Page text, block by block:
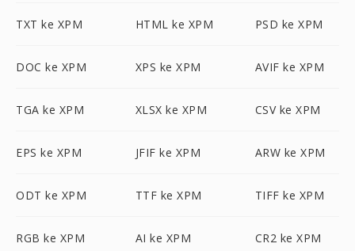
TXT ke XPM HTML ke XPM PSD ke XPM
DOC ke XPM XPS ke XPM AVIF ke XPM
TGA ke XPM XLSX ke XPM CSV ke XPM
EPS ke XPM JFIF ke XPM ARW ke XPM
ODT ke XPM TTF ke XPM TIFF ke XPM
RGB ke XPM AI ke XPM CR2 ke XPM